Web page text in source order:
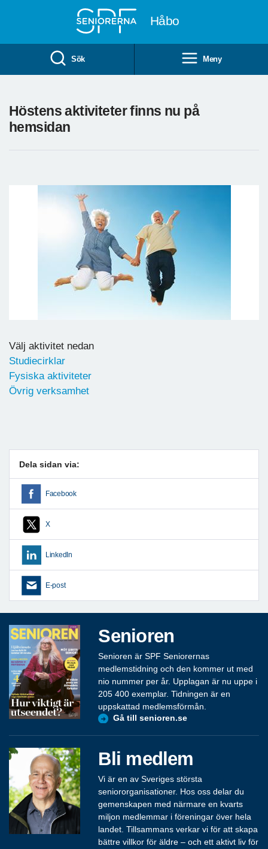
Håbo
Sök Meny
Höstens aktiviteter finns nu på
hemsidan
Välj aktivitet nedan
Studiecirklar
Fysiska aktiviteter
Övrig verksamhet
Dela sidan via:
Facebook
X
LinkedIn
E-post
Senioren
Senioren är SPF Seniorernas
medlemstidning och den kommer ut med
nio nummer per år. Upplagan är nu uppe i
205 400 exemplar. Tidningen är en
uppskattad medlemsförmån.
Gå till senioren.se
Bli medlem
Vi är en av Sveriges största
seniororganisationer. Hos oss delar du
gemenskapen med närmare en kvarts
miljon medlemmar i föreningar över hela
landet. Tillsammans verkar vi för att skapa
bättre villkor för äldre – och ett aktivt liv för